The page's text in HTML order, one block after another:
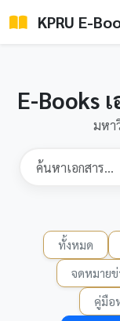
KPRU E-
E-Books
มหา
ทั้งหมด
จดหมายข่
คู่มือ